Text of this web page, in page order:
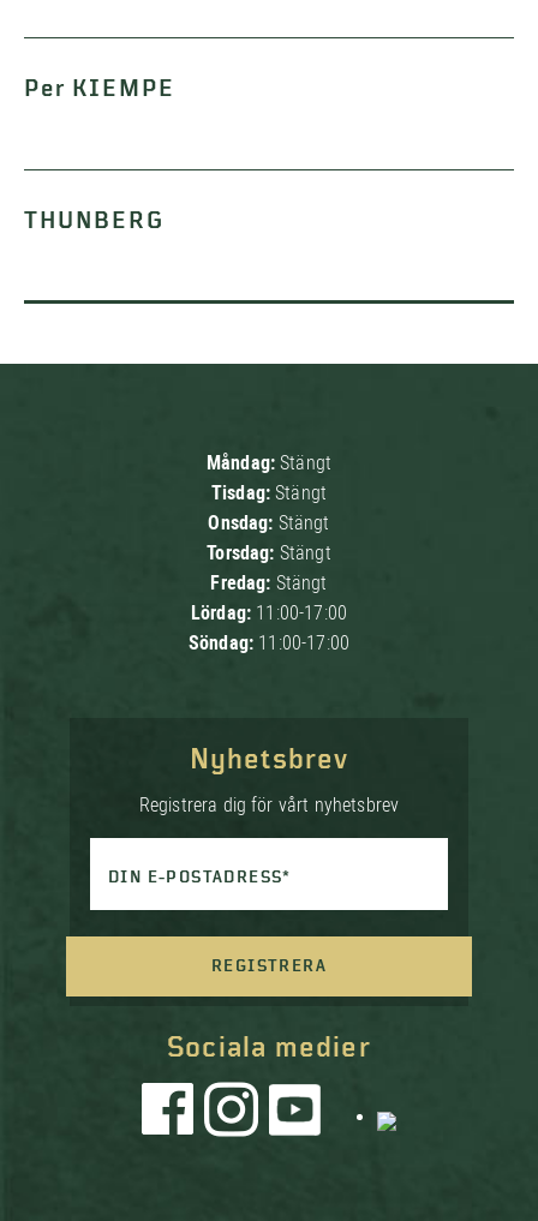
Per KIEMPE
THUNBERG
Måndag:Stängt
Tisdag:Stängt
Onsdag: Stängt
Torsdag: Stängt
Fredag: Stängt
Lördag: 11:00-17:00
Söndag: 11:00-17:00
Sociala medier
Nyhetsbrev
Registrera dig för vårt nyhetsbrev
DIN E-POSTADRESS*
REGISTRERA